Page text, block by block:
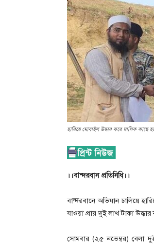
হারিয়ে মোবাইল উদ্ধার করে মালিক কাছে
।।বান্দরবান প্রতিনিধি।।
বান্দরবানে অভিযান চালিয়ে
যাওয়া প্রায় দুই লাখ টাকা
সোমবার (২৫ নভেম্বর) বেলা